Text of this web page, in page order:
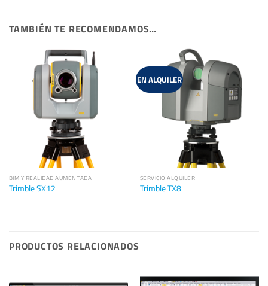
TAMBIÉN TE RECOMENDAMOS…
BIM Y REALIDAD AUMENTADA
Trimble SX12
EN ALQUILER
SERVICIO ALQUILER
Trimble TX8
PRODUCTOS RELACIONADOS